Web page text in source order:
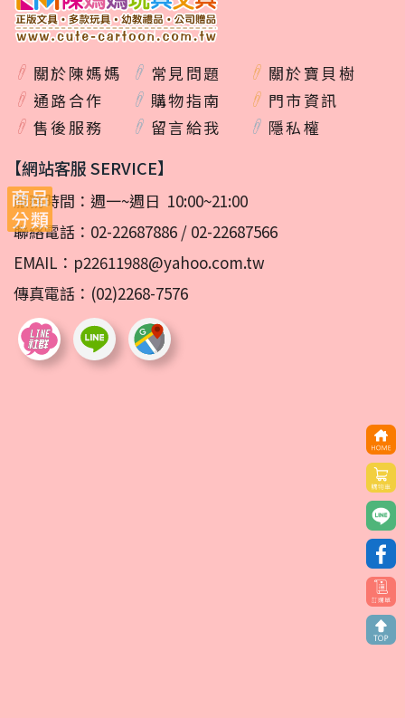
關於陳媽媽 常見問題
關於寶貝樹
通路合作
購物指南
門市資訊
售後服務
留言給我 隱私權
【網站客服 SERVICE】
服務時間：週一~週日 10:00~21:00
聯絡電話： 02-22687886 / 02-22687566
EMAIL： p22611988@yahoo.com.tw
傳真電話：(02)2268-7576